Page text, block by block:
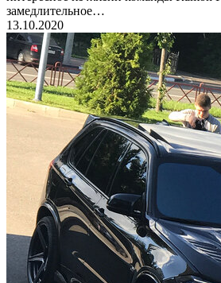
замедлительное…
13.10.2020